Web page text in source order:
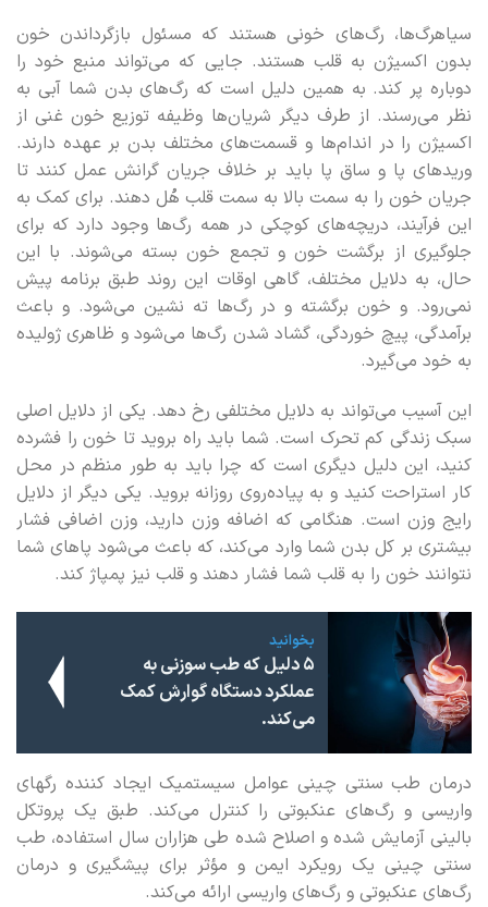
سیاهرگ‌ها، رگ‌های خونی هستند که مسئول بازگرداندن خون
بدون اکسیژن به قلب هستند. جایی که می‌تواند منبع خود را
دوباره پر کند. به همین دلیل است که رگ‌های بدن شما آبی به
نظر می‌رسند. از طرف دیگر شریان‌ها وظیفه توزیع خون غنی از
اکسیژن را در اندام‌ها و قسمت‌های مختلف بدن بر عهده دارند.
وریدهای پا و ساق پا باید بر خلاف جریان گرانش عمل کنند تا
جریان خون را به سمت بالا به سمت قلب هُل دهند. برای کمک به
این فرآیند، دریچه‌های کوچکی در همه رگ‌ها وجود دارد که برای
جلوگیری از برگشت خون و تجمع خون بسته می‌شوند. با این
حال، به دلایل مختلف، گاهی اوقات این روند طبق برنامه پیش
نمی‌رود. و خون برگشته و در رگ‌ها ته نشین می‌شود. و باعث
برآمدگی، پیچ خوردگی، گشاد شدن رگ‌ها می‌شود و ظاهری ژولیده
به خود می‌گیرد.
این آسیب می‌تواند به دلایل مختلفی رخ دهد. یکی از دلایل اصلی
سبک زندگی کم تحرک است. شما باید راه بروید تا خون را فشرده
کنید، این دلیل دیگری است که چرا باید به طور منظم در محل
کار استراحت کنید و به پیاده‌روی روزانه بروید. یکی دیگر از دلایل
رایج وزن است. هنگامی که اضافه وزن دارید، وزن اضافی فشار
بیشتری بر کل بدن شما وارد می‌کند، که باعث می‌شود پاهای شما
نتوانند خون را به قلب شما فشار دهند و قلب نیز پمپاژ کند.
بخوانید
5 دلیل که طب سوزنی به
عملکرد دستگاه گوارش کمک
می‌کند.
درمان طب سنتی چینی عوامل سیستمیک ایجاد کننده رگهای
واریسی و رگ‌های عنکبوتی را کنترل می‌کند. طبق یک پروتکل
بالینی آزمایش شده و اصلاح شده طی هزاران سال استفاده، طب
سنتی چینی یک رویکرد ایمن و مؤثر برای پیشگیری و درمان
رگ‌های عنکبوتی و رگ‌های واریسی ارائه می‌کند.